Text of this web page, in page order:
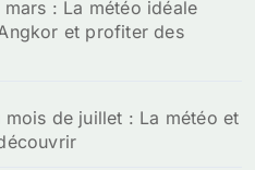
: La météo idéale
et profiter des
de juillet : La météo et